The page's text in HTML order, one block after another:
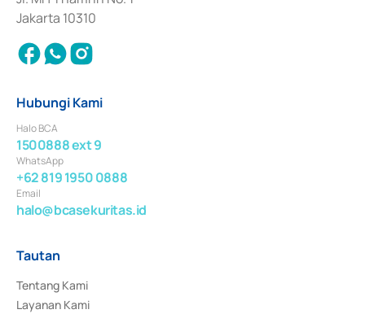
Jakarta 10310
Hubungi Kami
Halo BCA
1500888 ext 9
WhatsApp
+62 819 1950 0888
Email
halo@bcasekuritas.id
Tautan
Tentang Kami
Layanan Kami